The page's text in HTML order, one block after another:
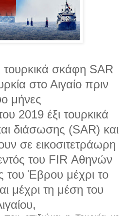
σκάφη SAR
στο Αιγαίο πριν
μήνες
2019 έξι τουρκικά
διάσωσης (SAR) και
σε εικοσιτετράωρη
του FIR Αθηνών
του Έβρου μέχρι το
μέχρι τη μέση του